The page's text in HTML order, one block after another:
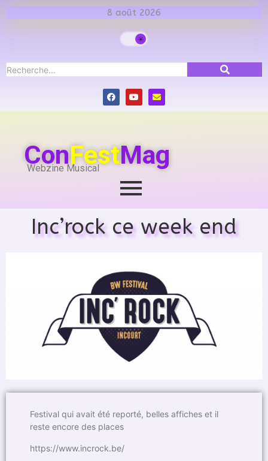
8 août 2026
ConFestMag
Webzine Musical
Inc’rock ce week end
Festival qui avait été reporté, belles affiches et il
reste encore des places
https://www.incrock.be/